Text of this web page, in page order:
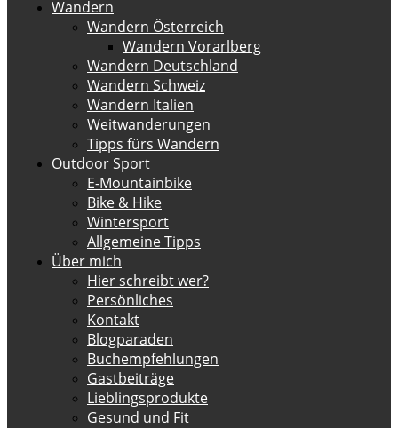
Wandern
Wandern Österreich
Wandern Vorarlberg
Wandern Deutschland
Wandern Schweiz
Wandern Italien
Weitwanderungen
Tipps fürs Wandern
Outdoor Sport
E-Mountainbike
Bike & Hike
Wintersport
Allgemeine Tipps
Über mich
Hier schreibt wer?
Persönliches
Kontakt
Blogparaden
Buchempfehlungen
Gastbeiträge
Lieblingsprodukte
Gesund und Fit